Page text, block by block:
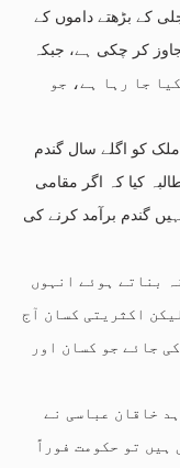
کے بڑھتے داموں کے
فی من سے تجاوز کر چکی ہے، جبکہ
کیا جا رہا ہے، جو
ملک کو اگلے سال گندم
کیا کہ اگر مقامی
گندم برآمد کرنے کی
بناتے ہوئے انہوں
اکثریتی کسان آج
جائے جو کسان اور
خاقان عباسی نے
ہیں تو حکومت فوراً